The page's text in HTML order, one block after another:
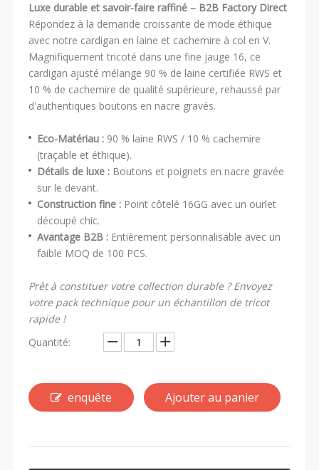
Luxe durable et savoir-faire raffiné – B2B Factory Direct
Répondez à la demande croissante de mode éthique
avec notre cardigan en laine et cachemire à col en V.
Magnifiquement tricoté dans une fine jauge 16, ce
cardigan ajusté mélange 90 % de laine certifiée RWS et
10 % de cachemire de qualité supérieure, rehaussé par
d'authentiques boutons en nacre gravés.
Eco-Matériau : 90 % laine RWS / 10 % cachemire
(traçable et éthique).
Détails de luxe : Boutons et poignets en nacre gravée
sur le devant.
Construction fine : Point côtelé 16GG avec un ourlet
découpé chic.
Avantage B2B : Entièrement personnalisable avec un
faible MOQ de 100 PCS.
Prêt à constituer votre collection durable ? Envoyez
votre pack technique pour un échantillon de tricot
rapide !
Quantité:
enquête Ajouter au panier